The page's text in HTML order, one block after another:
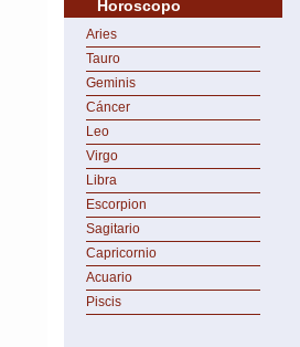
Horoscopo
Aries
Tauro
Geminis
Cáncer
Leo
Virgo
Libra
Escorpion
Sagitario
Capricornio
Acuario
Piscis